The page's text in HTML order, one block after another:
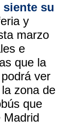
siente su
y
marzo
e
que la
ver
zona de
que
Madrid